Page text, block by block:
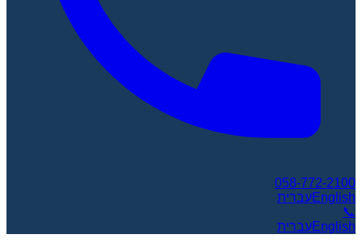
058-772-2100
Englishעברית
📞
Englishעברית